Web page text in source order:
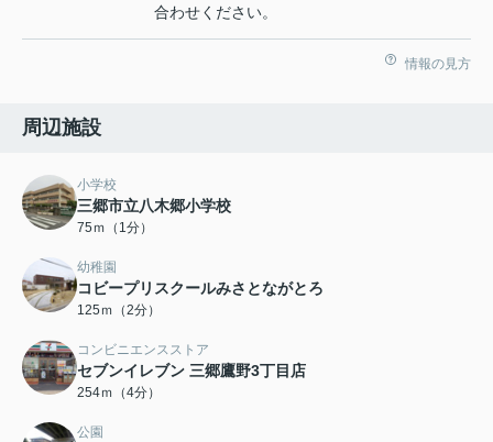
合わせください。
情報の見方
周辺施設
小学校
三郷市立八木郷小学校
75ｍ（1分）
幼稚園
コビープリスクールみさとながとろ
125ｍ（2分）
コンビニエンスストア
セブンイレブン 三郷鷹野3丁目店
254ｍ（4分）
公園